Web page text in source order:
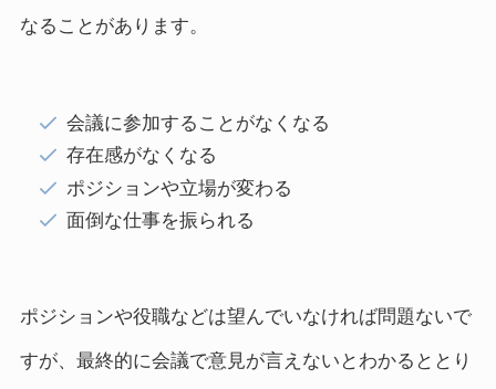
なることがあります。
会議に参加することがなくなる
存在感がなくなる
ポジションや立場が変わる
面倒な仕事を振られる
ポジションや役職などは望んでいなければ問題ないで
すが、最終的に会議で意見が言えないとわかるととり